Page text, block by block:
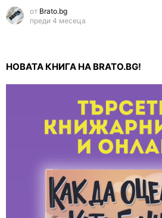
от Brato.bg
преди 4 месеца
НОВАТА КНИГА НА BRATO.BG!